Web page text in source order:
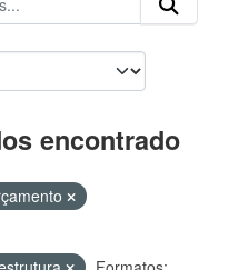
encontrado